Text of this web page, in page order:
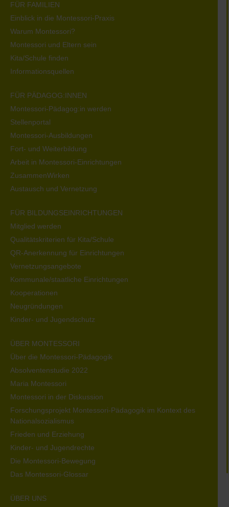
FÜR FAMILIEN
Einblick in die Montessori-Praxis
Warum Montessori?
Montessori und Eltern sein
Kita/Schule finden
Informationsquellen
FÜR PÄDAGOG:INNEN
Montessori-Pädagog:in werden
Stellenportal
Montessori-Ausbildungen
Fort- und Weiterbildung
Arbeit in Montessori-Einrichtungen
ZusammenWirken
Austausch und Vernetzung
FÜR BILDUNGSEINRICHTUNGEN
Mitglied werden
Qualitätskriterien für Kita/Schule
QR-Anerkennung für Einrichtungen
Vernetzungsangebote
Kommunale/staatliche Einrichtungen
Kooperationen
Neugründungen
Kinder- und Jugendschutz
ÜBER MONTESSORI
Über die Montessori-Pädagogik
Absolventenstudie 2022
Maria Montessori
Montessori in der Diskussion
Forschungsprojekt Montessori-Pädagogik im Kontext des
Nationalsozialismus
Frieden und Erziehung
Kinder- und Jugendrechte
Die Montessori-Bewegung
Das Montessori-Glossar
ÜBER UNS